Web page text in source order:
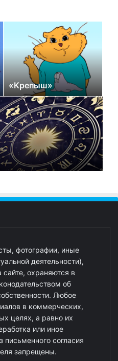
«Крепыш»
фотографии, иные
деятельности),
охраняются в
об
Любое
в коммерческих,
целях, а равно их
или иное
согласия
запрещены.